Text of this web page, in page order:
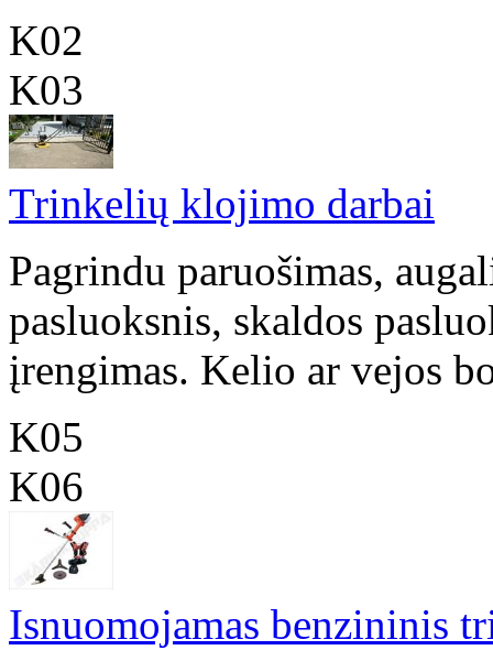
K02
K03
Trinkelių klojimo darbai
Pagrindu paruošimas,
pasluoksnis, skaldos
įrengimas. Kelio ar vejos
K05
K06
Isnuomojamas benzininis